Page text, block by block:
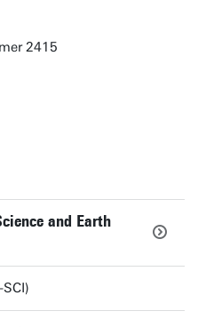
2415
and Earth